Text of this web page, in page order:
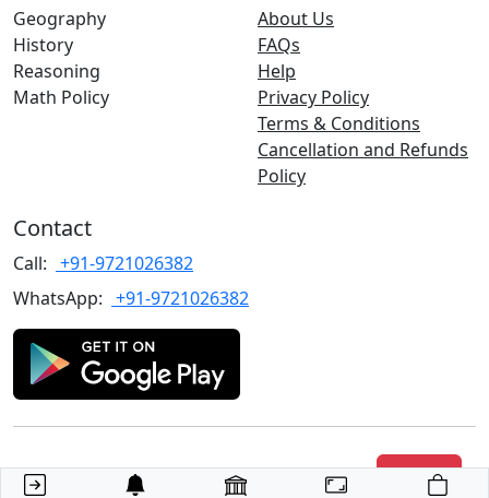
Geography
History
Reasoning
Math Policy
About Us
FAQs
Help
Privacy Policy
Terms & Conditions
Cancellation and Refunds
Policy
Contact
Call: +91-9721026382
WhatsApp: +91-9721026382
Copyrights©2022 TARGET with Alok. All rights reserved.
Join Us